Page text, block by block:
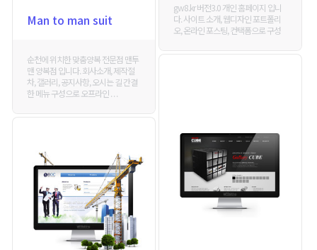
Man to man suit
순천에 위치한 맞춤양복 전문점 맨투
맨 양복점 입니다. 회사소개, 제작절
차, 갤러리, 공지사항, 오시는 길 간결
한 메뉴 구성으로 오프라인 . . .
gw8.kr 버전3.0 개인 홈페이지 입니
다. 사이트 소개, 웹디자인 포트폴리
오, 온라인 포스팅, 컨택폼으로 구성